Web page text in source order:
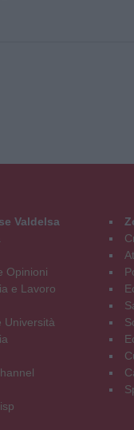
Valdelsa
Opinioni
e Lavoro
Università